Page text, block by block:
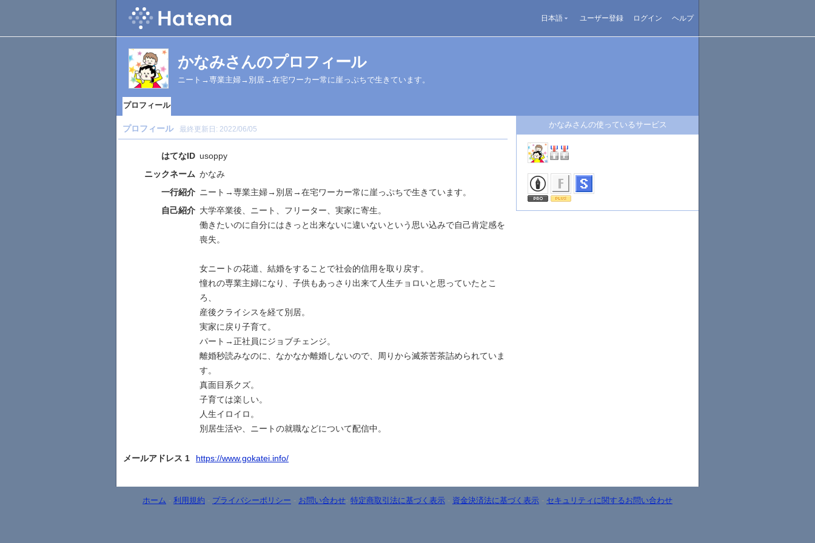
日本語 ユーザー登録 ログイン ヘルプ
かなみさんのプロフィール
ニート→専業主婦→別居→在宅ワーカー常に崖っぷちで生きています。
プロフィール
プロフィール 最終更新日: 2022/06/05
はてなID usoppy
ニックネーム かなみ
一行紹介 ニート→専業主婦→別居→在宅ワーカー常に崖っぷちで生きています。
自己紹介 大学卒業後、ニート、フリーター、実家に寄生。
働きたいのに自分にはきっと出来ないに違いないという思い込みで自己肯定感を
喪失。
女ニートの花道、結婚をすることで社会的信用を取り戻す。
憧れの専業主婦になり、子供もあっさり出来て人生チョロいと思っていたとこ
ろ、
産後クライシスを経て別居。
実家に戻り子育て。
パート→正社員にジョブチェンジ。
離婚秒読みなのに、なかなか離婚しないので、周りから滅茶苦茶詰められていま
す。
真面目系クズ。
子育ては楽しい。
人生イロイロ。
別居生活や、ニートの就職などについて配信中。
メールアドレス 1 https://www.gokatei.info/
かなみさんの使っているサービス
ホーム - 利用規約 - プライバシーポリシー - お問い合わせ- 特定商取引法に基づく表示 - 資金決済法に基づく表示 - セキュリティに関するお問い合わせ